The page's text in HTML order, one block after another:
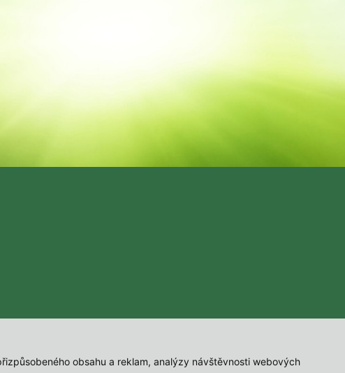
obsahu a reklam, analýzy návštěvnosti webových